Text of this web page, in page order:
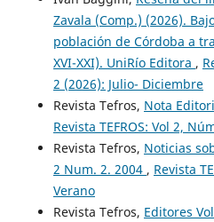
Zavala (Comp.) (2026).
población de Córdoba a
XVI-XXI). UniRío Editora ,
2 (2026): Julio- Diciembre
Revista Tefros, Nota
Revista TEFROS: Vol 2,
Revista Tefros, Noticias
2 Num. 2. 2004 , Revista
Verano
Revista Tefros, Editores